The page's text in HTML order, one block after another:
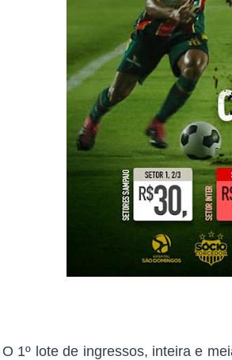
O 1º lote de ingressos, inteira e